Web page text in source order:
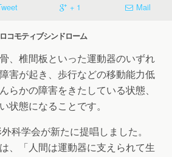
+ 1 Mail
コモティブシンドローム
、椎間板といった運動器のいずれ
害が起き、歩行などの移動能力低
らかの障害をきたしている状態、
状態になることです。
科学会が新たに提唱しました。
、「人間は運動器に支えられて生